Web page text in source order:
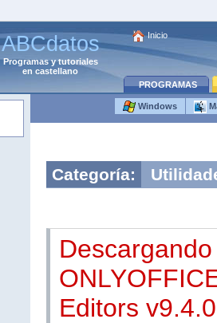
ABCdatos
Programasytutoriales
en castellano
Inicio
PROGRAMAS
Windows
Categoría:
Descargando
Editors v9.4.0